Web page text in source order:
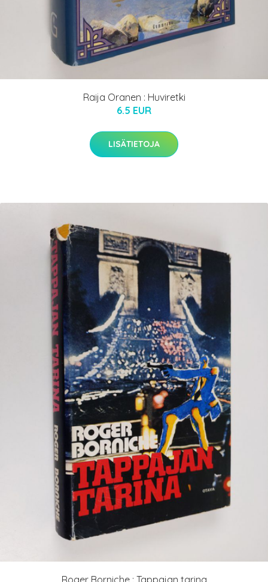
Raija Oranen : Huviretki
6.5 EUR
LISÄTIETOJA
Roger Borniche : Tappajan tarina